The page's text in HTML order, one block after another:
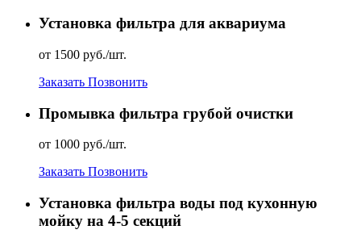
Установка фильтра для аквариума
от 1500 руб./шт.
Заказать Позвонить
Промывка фильтра грубой очистки
от 1000 руб./шт.
Заказать Позвонить
Установка фильтра воды под кухонную
мойку на 4-5 секций